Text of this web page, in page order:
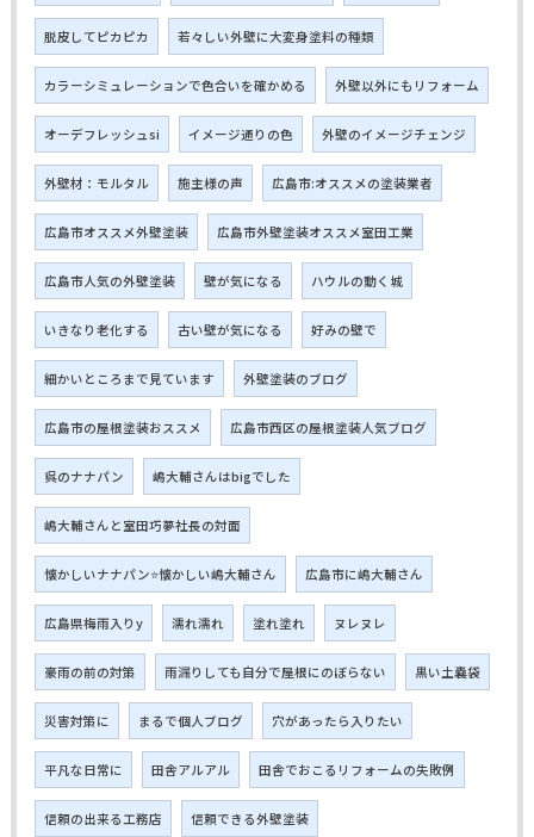
脱皮してピカピカ 若々しい外壁に大変身塗料の種類
カラーシミュレーションで色合いを確かめる 外壁以外にもリフォーム
オーデフレッシュsi イメージ通りの色 外壁のイメージチェンジ
外壁材：モルタル 施主様の声 広島市:オススメの塗装業者
広島市オススメ外壁塗装 広島市外壁塗装オススメ室田工業
広島市人気の外壁塗装 壁が気になる ハウルの動く城
いきなり老化する 古い壁が気になる 好みの壁で
細かいところまで見ています 外壁塗装のブログ
広島市の屋根塗装おススメ 広島市西区の屋根塗装人気ブログ
呉のナナパン 嶋大輔さんはbigでした
嶋大輔さんと室田巧夢社長の対面
懐かしいナナパン⭐懐かしい嶋大輔さん 広島市に嶋大輔さん
広島県梅雨入りy 濡れ濡れ 塗れ塗れ ヌレヌレ
豪雨の前の対策 雨漏りしても自分で屋根にのぼらない 黒い土嚢袋
災害対策に まるで個人ブログ 穴があったら入りたい
平凡な日常に 田舎アルアル 田舎でおこるリフォームの失敗例
信頼の出来る工務店 信頼できる外壁塗装